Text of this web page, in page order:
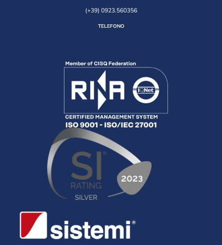
(+39) 0923.560356
TELEFONO